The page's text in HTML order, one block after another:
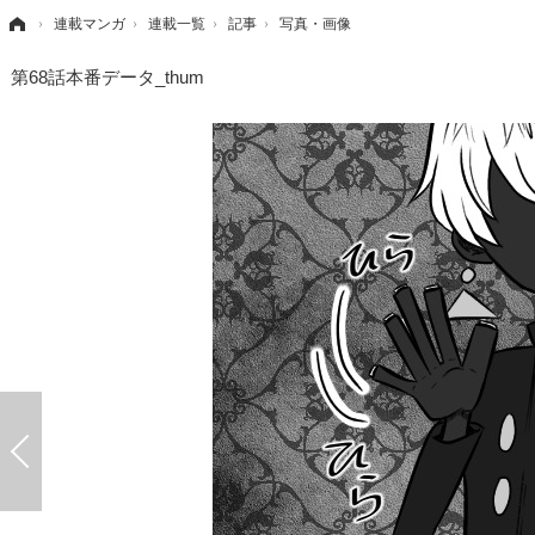
› 連載マンガ › 連載一覧 › 記事 › 写真・画像
第68話本番データ_thum